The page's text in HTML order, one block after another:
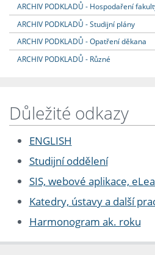
ARCHIV PODKLADŮ - Hospodaření
ARCHIV PODKLADŮ - Studijní plány
ARCHIV PODKLADŮ - Opatření děkana
ARCHIV PODKLADŮ - Různé
Důležité odkazy
ENGLISH
Studijní oddělení
SIS, webové aplikace,
Katedry, ústavy a další
Harmonogram ak. roku